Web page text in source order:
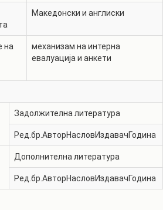
Македонски и англиски
на
механизам на интерна
евалуација и анкети
Задолжителна литература
Ред.бр. АвторНасловИздавачГодина
Дополнителна литература
Ред.бр. АвторНасловИздавачГодина